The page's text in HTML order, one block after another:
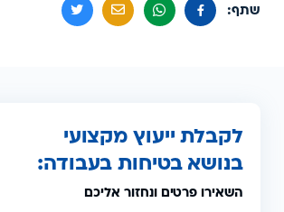
שתף:
לקבלת ייעוץ מקצועי
בנושא בטיחות בעבודה:
השאירו פרטים ונחזור אליכם